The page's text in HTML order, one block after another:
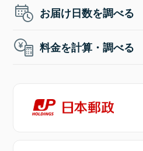
お届け日数を調べる
料金を計算・調べる